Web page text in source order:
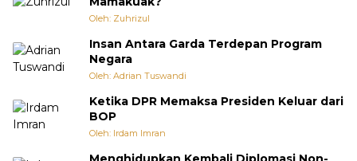
Oleh: Zuhrizul
Insan Antara Garda Terdepan Program
Negara
Oleh: Adrian Tuswandi
Ketika DPR Memaksa Presiden Keluar dari
BOP
Oleh: Irdam Imran